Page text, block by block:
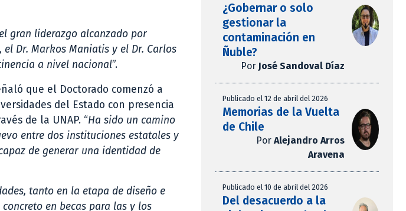
gran liderazgo alcanzado por
Dr. Markos Maniatis y el Dr. Carlos
a nivel nacional”.
que el Doctorado comenzó a
del Estado con presencia
de la UNAP. “Ha sido un camino
entre dos instituciones estatales y
de generar una identidad de
tanto en la etapa de diseño e
en becas para las y los
¿Gobernar o solo
gestionar la
contaminación en
Ñuble?
Por José Sandoval Díaz
Publicado el 12 de abril del 2026
Memorias de la Vuelta
de Chile
Por Alejandro Arros
Aravena
Publicado el 10 de abril del 2026
Del desacuerdo a la